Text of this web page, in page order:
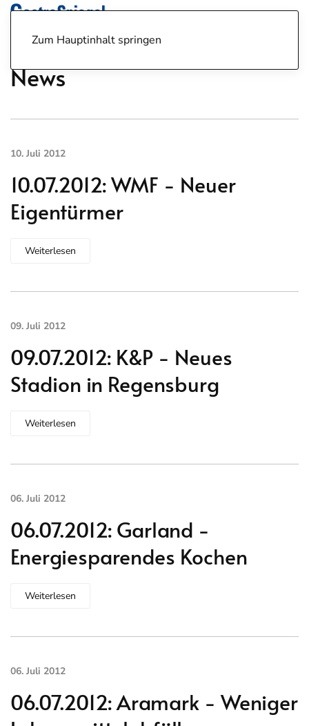
Zum Hauptinhalt springen
News
10. Juli 2012
10.07.2012: WMF - Neuer
Eigentürmer
Weiterlesen
09. Juli 2012
09.07.2012: K&P - Neues
Stadion in Regensburg
Weiterlesen
06. Juli 2012
06.07.2012: Garland -
Energiesparendes Kochen
Weiterlesen
06. Juli 2012
06.07.2012: Aramark - Weniger